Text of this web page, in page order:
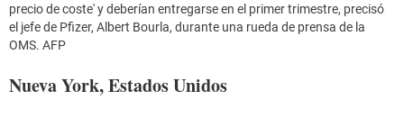
precio de coste' y deberían entregarse en el primer trimestre, precisó
el jefe de Pfizer, Albert Bourla, durante una rueda de prensa de la
OMS. AFP
Nueva York, Estados Unidos